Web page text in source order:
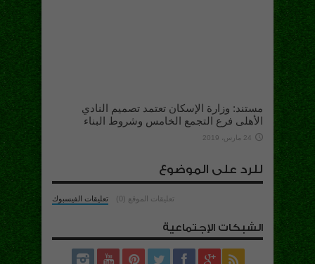
مستند: وزارة الإسكان تعتمد تصميم النادي
الأهلى فرع التجمع الخامس وشروط البناء
24 مارس، 2019
للرد على الموضوع
تعليقات الفيسبوك تعليقات الموقع (0)
الشبكات الإجتماعية